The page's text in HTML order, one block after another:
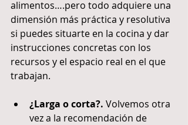
alimentos….pero todo adquiere una
dimensión más práctica y resolutiva
si puedes situarte en la cocina y dar
instrucciones concretas con los
recursos y el espacio real en el que
trabajan.
¿Larga o corta?. Volvemos otra
vez a la recomendación de